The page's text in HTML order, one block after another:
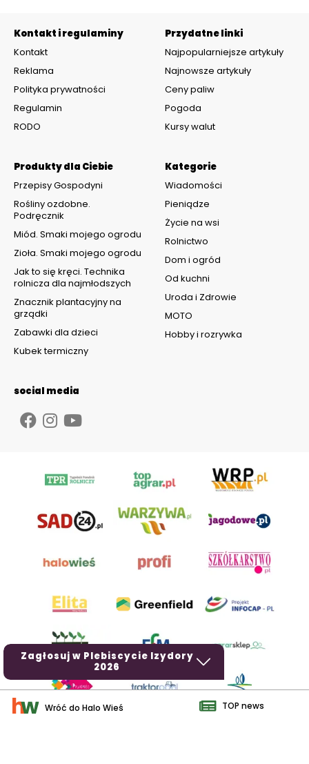
Zagłosuj w Plebiscycie Izydory
2026
Kontakt i regulaminy
Kontakt
Reklama
Polityka prywatności
Regulamin
RODO
Kategorie
Wiadomości
Pieniądze
Życie na wsi
Rolnictwo
Dom i ogród
Od kuchni
Uroda i Zdrowie
MOTO
Hobby i rozrywka
Produkty dla Ciebie
Przepisy Gospodyni
Rośliny ozdobne.
Podręcznik
Miód. Smaki mojego ogrodu
Zioła. Smaki mojego ogrodu
Jak to się kręci. Technika
rolnicza dla najmłodszych
Znacznik plantacyjny na
grządki
Zabawki dla dzieci
Kubek termiczny
Przydatne linki
Najpopularniejsze artykuły
Najnowsze artykuły
Ceny paliw
Pogoda
Kursy walut
social media
Wróć do Halo Wieś TOP news